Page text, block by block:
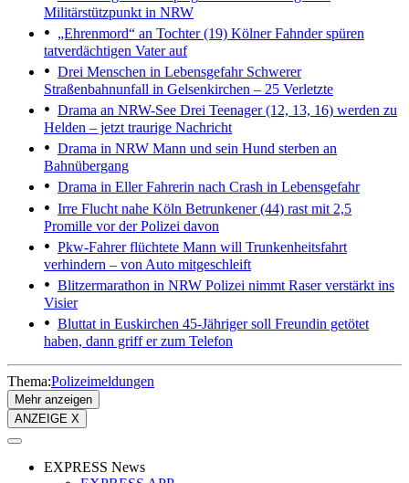
Militärstützpunkt in NRW
„Ehrenmord“ an Tochter (19) Kölner Fahnder spüren
tatverdächtigen Vater auf
Drei Menschen in LebensgefahrSchwerer
Straßenbahnunfall in Gelsenkirchen – 25 Verletzte
Drama an NRW-See Drei Teenager (12, 13, 16) werden zu
Helden – jetzt traurige Nachricht
Drama in NRW Mann und sein Hund sterben an
Bahnübergang
Drama in EllerFahrerin nach Crash in Lebensgefahr
Irre Flucht nahe Köln Betrunkener (44) rast mit 2,5
Promille vor der Polizei davon
Pkw-Fahrer flüchtete Mann will Trunkenheitsfahrt
verhindern – von Auto mitgeschleift
Blitzermarathon in NRW Polizei nimmt Raser verstärkt ins
Visier
Bluttat in Euskirchen 45-Jähriger soll Freundin getötet
haben, dann griff er zum Telefon
Thema:Polizeimeldungen
Mehr anzeigen
ANZEIGE X
EXPRESS News